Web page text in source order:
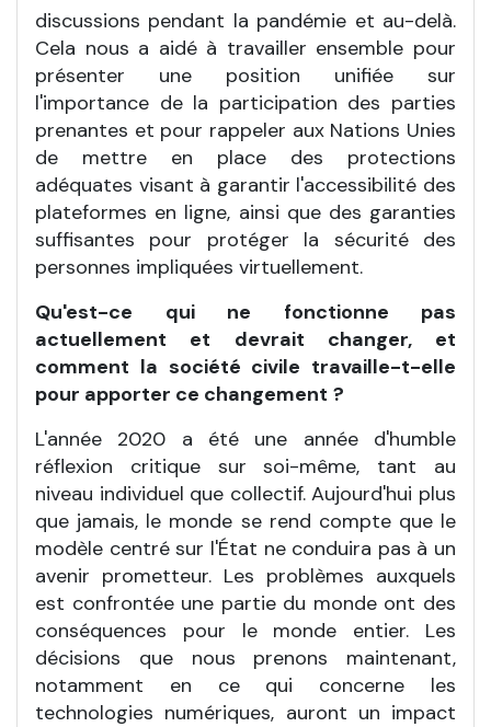
discussions pendant la pandémie et au-delà.
Cela nous a aidé à travailler ensemble pour
présenter une position unifiée sur
l'importance de la participation des parties
prenantes et pour rappeler aux Nations Unies
de mettre en place des protections
adéquates visant à garantir l'accessibilité des
plateformes en ligne, ainsi que des garanties
suffisantes pour protéger la sécurité des
personnes impliquées virtuellement.
Qu'est-ce qui ne fonctionne pas
actuellement et devrait changer, et
comment la société civile travaille-t-elle
pour apporter ce changement ?
L'année 2020 a été une année d'humble
réflexion critique sur soi-même, tant au
niveau individuel que collectif. Aujourd'hui plus
que jamais, le monde se rend compte que le
modèle centré sur l'État ne conduira pas à un
avenir prometteur. Les problèmes auxquels
est confrontée une partie du monde ont des
conséquences pour le monde entier. Les
décisions que nous prenons maintenant,
notamment en ce qui concerne les
technologies numériques, auront un impact